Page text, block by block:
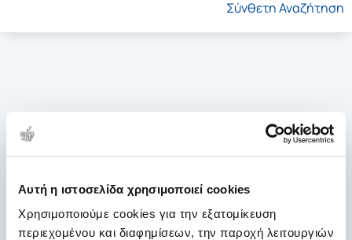
Αυτή η ιστοσελίδα χρησιμοποιεί cookies
Χρησιμοποιούμε cookies για την εξατομίκευση
περιεχομένου και διαφημίσεων, την παροχή λειτουργιών
Σύνθετη Αναζήτηση